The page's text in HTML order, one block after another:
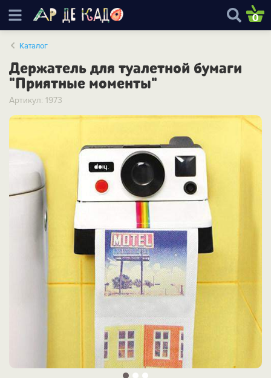
0
Каталог
Держатель для туалетной бумаги
"Приятные моменты"
Артикул: 1973